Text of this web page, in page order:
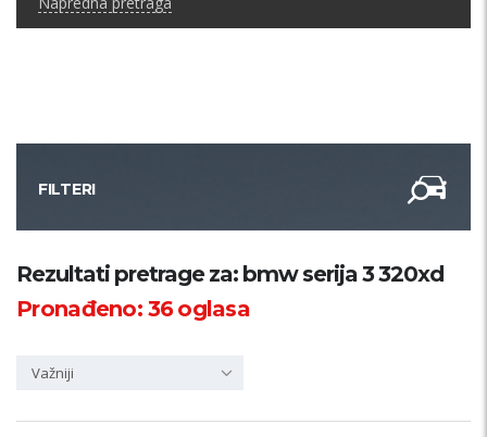
FILTERI
Kategorija
PRETRAŽI
Rezultati pretrage za: bmw serija 3 320xd
Pronađeno:36oglasa
Važniji